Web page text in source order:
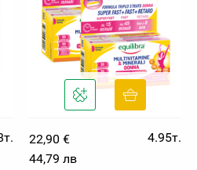
22,90 €
4.95т.
44,79 лв